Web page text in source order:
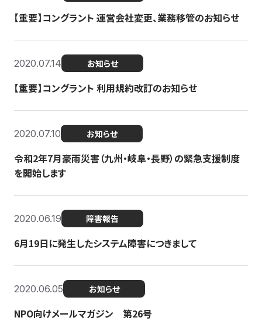
【重要】コングラント 運営会社変更、業務移管のお知らせ
2020.07.14 お知らせ
【重要】コングラント 利用規約改訂のお知らせ
2020.07.10 お知らせ
令和2年7月豪雨災害（九州・岐阜・長野）の緊急支援制度
を開始します
2020.06.19 障害報告
6月19日に発生したシステム障害につきまして
2020.06.05 お知らせ
NPO向けメールマガジン 第26号